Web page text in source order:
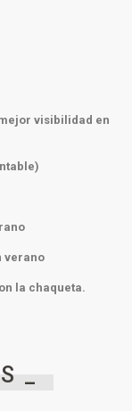
visibilidad en
verano
la chaqueta.
_